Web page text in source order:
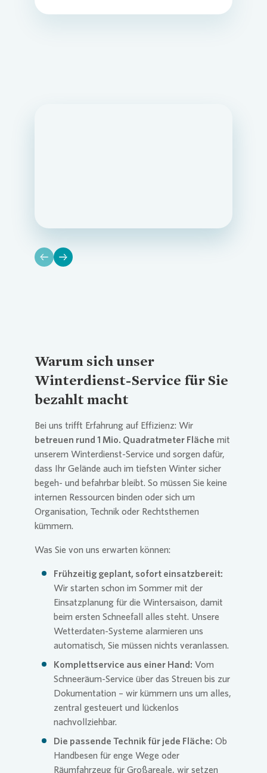
Warum sich unser
Winterdienst-Service für Sie
bezahlt macht
Bei uns trifft Erfahrung auf Effizienz: Wir
betreuen rund 1 Mio. Quadratmeter Fläche mit
unserem Winterdienst-Service und sorgen dafür,
dass Ihr Gelände auch im tiefsten Winter sicher
begeh- und befahrbar bleibt. So müssen Sie keine
internen Ressourcen binden oder sich um
Organisation, Technik oder Rechtsthemen
kümmern.
Was Sie von uns erwarten können:
Frühzeitig geplant, sofort einsatzbereit:
Wir starten schon im Sommer mit der
Einsatzplanung für die Wintersaison, damit
beim ersten Schneefall alles steht. Unsere
Wetterdaten-Systeme alarmieren uns
automatisch, Sie müssen nichts veranlassen.
Komplettservice aus einer Hand: Vom
Schneeräum-Service über das Streuen bis zur
Dokumentation – wir kümmern uns um alles,
zentral gesteuert und lückenlos
nachvollziehbar.
Die passende Technik für jede Fläche: Ob
Handbesen für enge Wege oder
Räumfahrzeug für Großareale, wir setzen